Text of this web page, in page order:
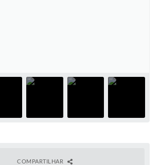
COMPARTILHAR